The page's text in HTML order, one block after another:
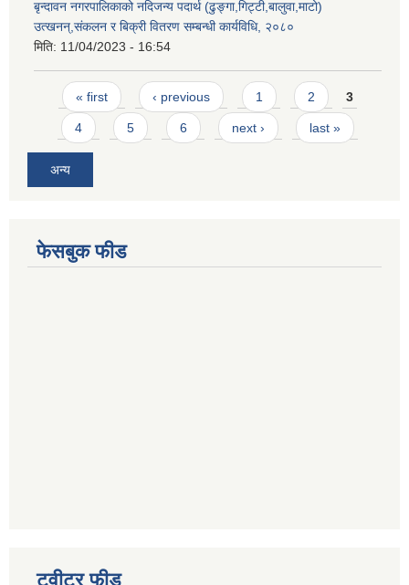
बृन्दावन नगरपालिकाको नदिजन्य पदार्थ (ढुङ्गा,गिट्टी,बालुवा,माटो)
उत्खनन्,संकलन र बिक्री वितरण सम्बन्धी कार्यविधि, २०८०
मिति: 11/04/2023 - 16:54
Pages
« first ‹ previous 1 2 3
4 5 6 next › last »
अन्य
फेसबुक फीड
ट्वीटर फीड